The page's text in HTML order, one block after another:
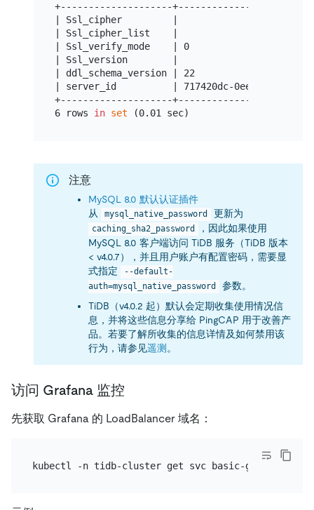
+--------------------
| Ssl_cipher         |
| Ssl_cipher_list    |
| Ssl_verify_mode    | 0
| Ssl_version        |
| ddl_schema_version | 22
| server_id          | 717420dc-0eeb-4d4a-
+--------------------
6 rows in set
注意
MySQL 8.0 默认认证插件
从
mysql_native_password 更新为
caching_sha2_password
，因此如果使用
MySQL 8.0 客户端访问 TiDB 服务（TiDB 版本
< v4.0.7），并且用户账户有配置密码，需要显
式指定
--default-
auth=mysql_native_password
参数。
TiDB（v4.0.2 起）默认会定期收集使用情况信
息，并将这些信息分享给 PingCAP 用于改善产
品。若要了解所收集的信息详情及如何禁用该
行为，请参见遥测 。
访问 Grafana 监控
先获取 Grafana 的 LoadBalancer 域名：